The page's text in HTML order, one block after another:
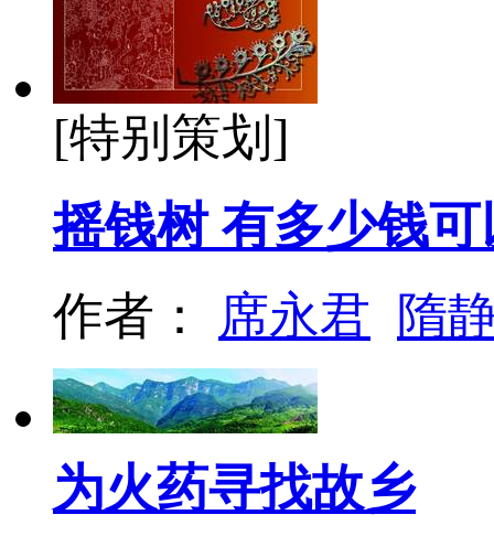
[特别策划]
摇钱树 有多少钱
作者： 席永君 隋
为火药寻找故乡